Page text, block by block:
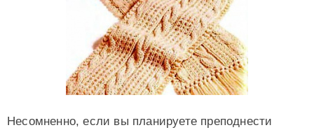
Несомненно, если вы планируете преподнести